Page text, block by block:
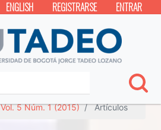
ENGLISH REGISTRARSE ENTRAR
Vol. 5 Núm. 1 (2015) Artículos